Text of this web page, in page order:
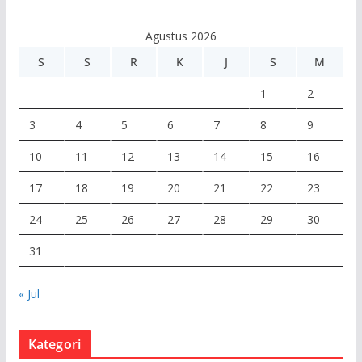
Agustus 2026
S
S R K J S M
1 2
3 4 5 6 7 8 9
10 11 12 13 14 15 16
17 18 19 20 21 22 23
24 25 26 27 28 29 30
31
« Jul
Kategori